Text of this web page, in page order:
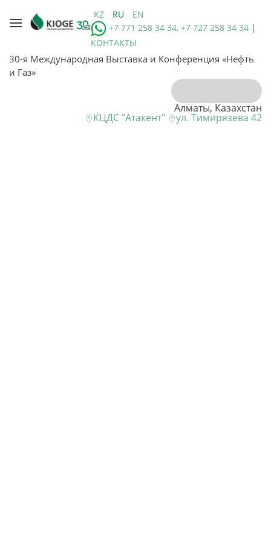
KZ RU
EN
+7 771 258 34 34, +7 727 258 34 34 |
КОНТАКТЫ
30-я Международная Выставка и Конференция «Нефть
и Газ»
Алматы, Казахстан
КЦДС "Атакент" ул. Тимирязева 42